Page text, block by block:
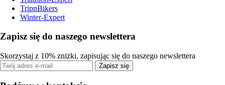
TripnBikers
Winter-Expert
Zapisz się do naszego newslettera
Skorzystaj z 10% zniżki, zapisując się do naszego newslettera
Zapisz się